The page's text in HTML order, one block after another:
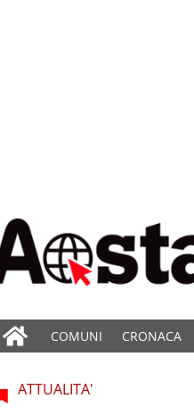
COMUNI CRONACA
ATTUALITA'